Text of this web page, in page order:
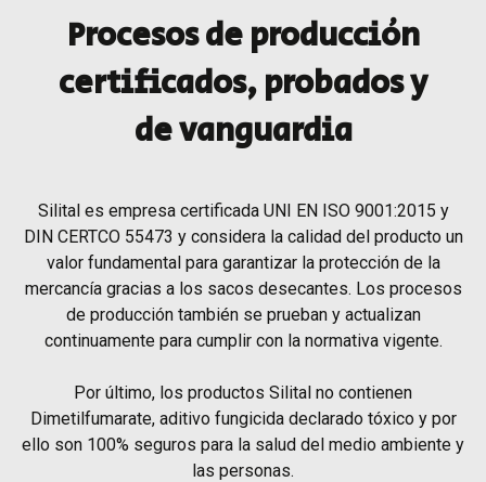
Procesos de producción
certificados, probados y
de vanguardia
Silital es empresa certificada UNI EN ISO 9001:2015 y
DIN CERTCO 55473 y considera la calidad del producto un
valor fundamental para garantizar la protección de la
mercancía gracias a los sacos desecantes. Los procesos
de producción también se prueban y actualizan
continuamente para cumplir con la normativa vigente.
Por último, los productos Silital no contienen
Dimetilfumarate, aditivo fungicida declarado tóxico y por
ello son 100% seguros para la salud del medio ambiente y
las personas.